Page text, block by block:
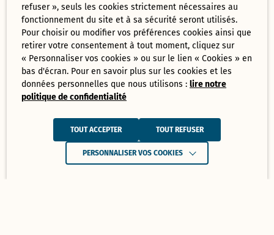
refuser », seuls les cookies strictement nécessaires au
fonctionnement du site et à sa sécurité seront utilisés.
Pour choisir ou modifier vos préférences cookies ainsi que
retirer votre consentement à tout moment, cliquez sur
« Personnaliser vos cookies » ou sur le lien « Cookies » en
bas d'écran. Pour en savoir plus sur les cookies et les
données personnelles que nous utilisons :lire notre
politique de confidentialité
TOUT ACCEPTER TOUT REFUSER
PERSONNALISER VOS COOKIES